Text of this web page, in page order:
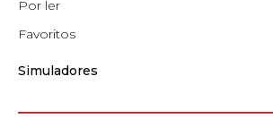
Por ler
Favoritos
Simuladores